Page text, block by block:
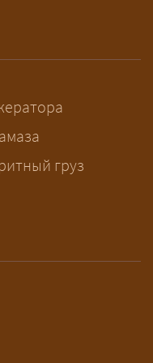
заявку
— логист
и запустит
груз